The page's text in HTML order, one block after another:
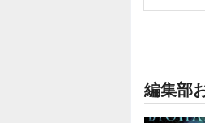
編集部